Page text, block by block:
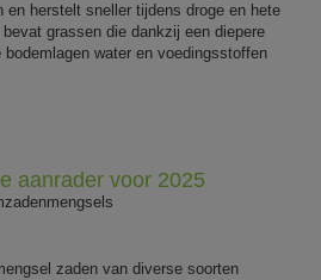
en herstelt sneller tijdens droge en hete
grassen die dankzij een diepere
bodemlagen water en voedingsstoffen
aanrader voor 2025
zaden van diverse soorten